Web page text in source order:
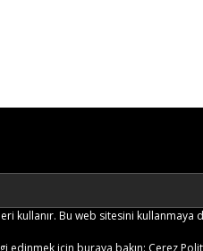
kullanır. Bu web sitesini kullanmaya
edinmek için buraya bakın: Çerez